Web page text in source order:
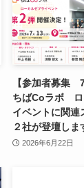
【参加者募集
ちばCoラボ ロ
イベントに関連
２社が登壇しま
2026年6月22日